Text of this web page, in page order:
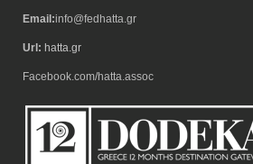
Email:info@fedhatta.gr
Url: hatta.gr
Facebook.com/hatta.assoc